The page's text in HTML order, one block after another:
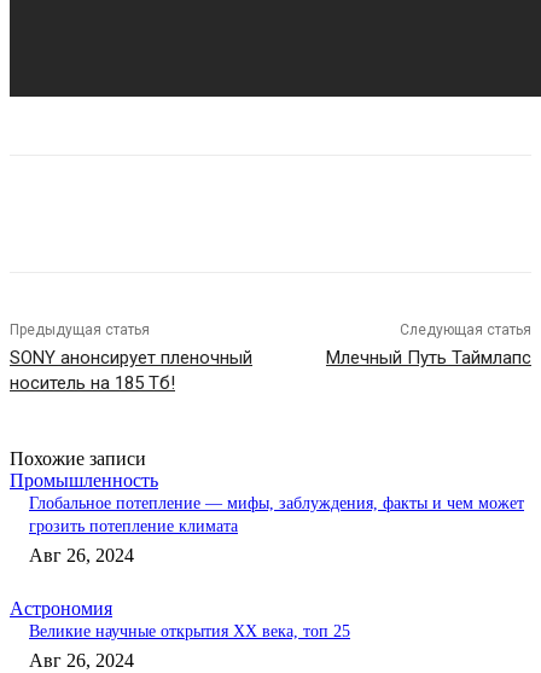
Предыдущая статья
SONY анонсирует пленочный
носитель на 185 Тб!
Следующая статья
Млечный Путь Таймлапс
Похожие записи
Промышленность
Глобальное потепление — мифы, заблуждения, факты и чем может
грозить потепление климата
Авг 26, 2024
Астрономия
Великие научные открытия XX века, топ 25
Авг 26, 2024